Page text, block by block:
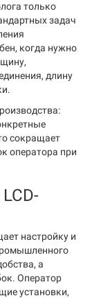
только
задач
когда нужно
длину
сокращает
оператора при
настройку и
а
Оператор
установки,